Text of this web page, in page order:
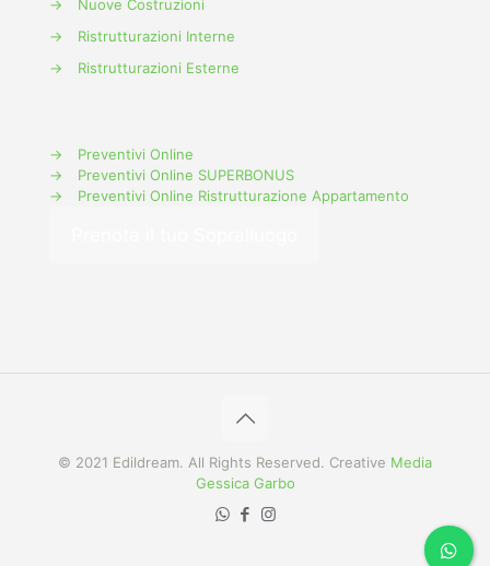
→
Nuove Costruzioni
→
Ristrutturazioni Interne
→
Ristrutturazioni Esterne
→
Preventivi Online
→
Preventivi Online SUPERBONUS
→
Preventivi Online Ristrutturazione Appartamento
© 2021 Edildream. All Rights Reserved. Creative Media
Gessica Garbo